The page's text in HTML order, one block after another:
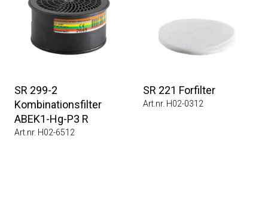
SR 299-2
Kombinationsfilter
ABEK1-Hg-P3 R
Art.nr. H02-6512
SR 221 Forfilter
Art.nr. H02-0312